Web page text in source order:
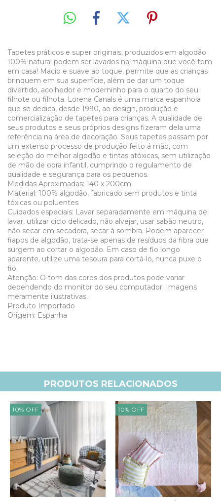
Tapetes práticos e super originais, produzidos em algodão
100% natural podem ser lavados na máquina que você tem
em casa! Macio e suave ao toque, permite que as crianças
brinquem em sua superfície, além de dar um toque
divertido, acolhedor e moderninho para o quarto do seu
filhote ou filhota. Lorena Canals é uma marca espanhola
que se dedica, desde 1990, ao design, produção e
comercialização de tapetes para crianças. A qualidade de
seus produtos e seus próprios designs fizeram dela uma
referência na área de decoração. Seus tapetes passam por
um extenso processo de produção feito á mão, com
seleção do melhor algodão e tintas atóxicas, sem utilização
de mão de obra infantil, cumprindo o regulamento de
qualidade e segurança para os pequenos.
Medidas Aproximadas: 140 x 200cm.
Material: 100% algodão, fabricado sem produtos e tinta
tóxicas ou poluentes
Cuidados especiais: Lavar separadamente em máquina de
lavar, utilizar ciclo delicado, não alvejar, usar sabão neutro,
não secar em secadora, secar à sombra. Podem aparecer
fiapos de algodão, trata-se apenas de resíduos da fibra que
surgem ao cortar o algodão. Em caso de fio longo
aparente, utilize uma tesoura para cortá-lo, nunca puxe o
fio.
Atenção: O tom das cores dos produtos pode variar
dependendo do monitor do seu computador. Imagens
meramente ilustrativas.
Produto Importado
Origem: Espanha
PRODUTOS RELACIONADOS
10% OFF 10% OFF